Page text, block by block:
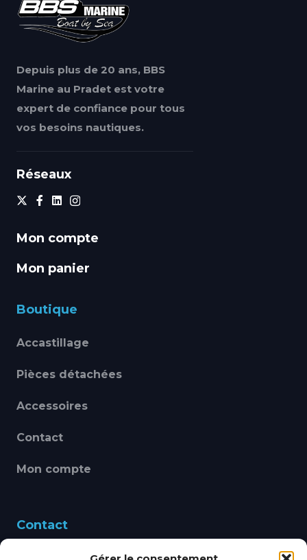
Depuis plus de 20 ans, BBS
Marine au Pradet est votre
expert de confiance pour tous
vos besoins nautiques.
Réseaux
Mon compte
Mon panier
Boutique
Accastillage
Pièces détachées
Accessoires
Contact
Mon compte
Contact